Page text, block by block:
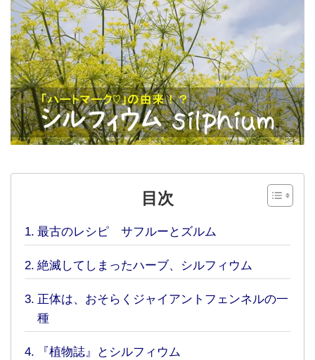
目次
最古のレシピ サフルーとズルム
絶滅してしまったハーブ、シルフィウム
正体は、おそらくジャイアントフェンネルの一
種
『植物誌』とシルフィウム